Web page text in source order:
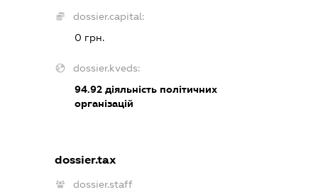
dossier.capital:
0 грн.
dossier.kveds:
94.92 діяльність політичних
організацій
dossier.tax
dossier.staff